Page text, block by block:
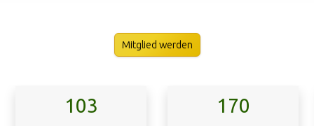
Mitglied werden
170 59